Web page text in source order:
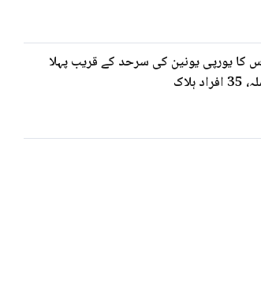
کا یورپی یونین کی سرحد کے قریب پہلا
ہلاک